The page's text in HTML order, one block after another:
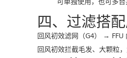
四、过滤搭
回风初效滤网（G4） → FFU
回风初效拦截毛发、大颗粒